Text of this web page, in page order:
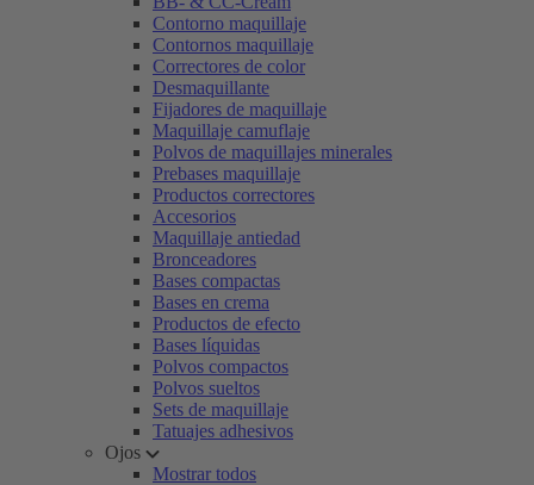
Contorno maquillaje
Contornos maquillaje
Correctores de color
Desmaquillante
Fijadores de maquillaje
Maquillaje camuflaje
Polvos de maquillajes minerales
Prebases maquillaje
Productos correctores
Accesorios
Maquillaje antiedad
Bronceadores
Bases compactas
Bases en crema
Productos de efecto
Bases líquidas
Polvos compactos
Polvos sueltos
Sets de maquillaje
Tatuajes adhesivos
Ojos
Mostrar todos